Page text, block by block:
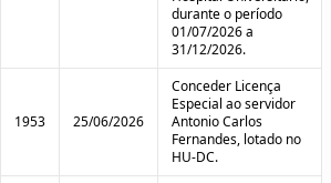
durante o período
01/07/2026 a
31/12/2026.
1953 25/06/2026
Conceder Licença
Especial ao servidor
Antonio Carlos
Fernandes, lotado no
HU-DC.